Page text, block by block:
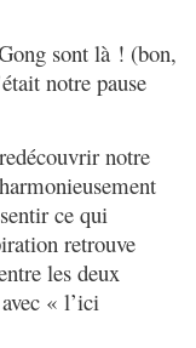
sont là ! (bon,
notre pause
notre
ce qui
retrouve
les deux
« l’ici